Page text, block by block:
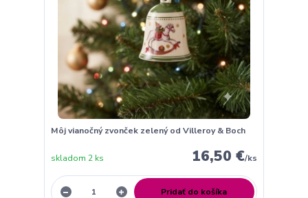
Môj vianočný zvonček zelený od Villeroy & Boch
16,50 €/ks
skladom 2 ks
Pridať do košíka